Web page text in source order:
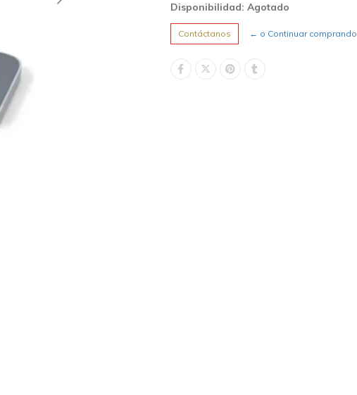
Disponibilidad: Agotado
Contáctanos ← o Continuar comprando